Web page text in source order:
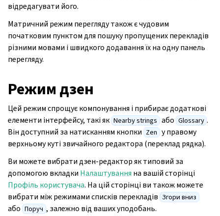
відредагувати його.
Матричний режим перегляду також є чудовим
початковим пунктом для пошуку пропущених перекладів
різними мовами і швидкого додавання їх на одну панель
перегляду.
Режим дзен
Цей режим спрощує компонування і прибирає додаткові
елементи інтерфейсу, такі як Nearby strings або Glossary .
Він доступний за натисканням кнопки Zen у правому
верхньому куті звичайного редактора (переклад рядка).
Ви можете вибрати дзен-редактор як типовий за
допомогою вкладки Налаштування на вашій сторінці
Профіль користувача. На цій сторінці ви також можете
вибрати між режимами списків перекладів Згори вниз
або Поруч , залежно від ваших уподобань.